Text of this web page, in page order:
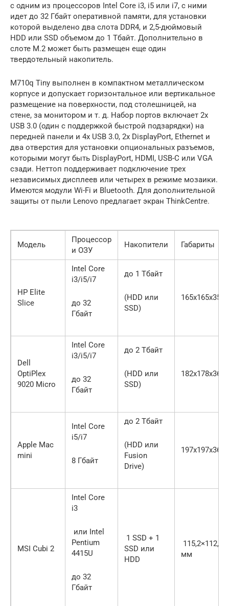
с одним из процессоров Intel Core i3, i5 или i7, с ними
идет до 32 Гбайт оперативной памяти, для установки
которой выделено два слота DDR4, и 2,5-дюймовый
HDD или SSD объемом до 1 Тбайт. Дополнительно в
слоте M.2 может быть размещен еще один
твердотельный накопитель.
M710q Tiny выполнен в компактном металлическом
корпусе и допускает горизонтальное или вертикальное
размещение на поверхности, под столешницей, на
стене, за монитором и т. д. Набор портов включает 2х
USB 3.0 (один с поддержкой быстрой подзарядки) на
передней панели и 4х USB 3.0, 2х DisplayPort, Ethernet и
два отверстия для установки опциональных разъемов,
которыми могут быть DisplayPort, HDMI, USB-C или VGA
сзади. Неттоп поддерживает подключение трех
независимых дисплеев или четырех в режиме мозаики.
Имеются модули Wi-Fi и Bluetooth. Для дополнительной
защиты от пыли Lenovo предлагает экран ThinkCentre.
Модель
Процессор
и ОЗУ
Накопители Габариты
HP Elite
Slice
Intel Core
i3/i5/i7
до 32
Гбайт
до 1 Тбайт
(HDD или
SSD)
165х165х35
Dell
OptiPlex
9020 Micro
Intel Core
i3/i5/i7
до 32
Гбайт
до 2 Тбайт
(HDD или
SSD)
182х178х36
Apple Mac
mini
Intel Core
i5/i7
8 Гбайт
до 2 Тбайт
(HDD или
Fusion
Drive)
197x197x36
MSI Cubi 2
Intel Core
i3
или Intel
Pentium
4415U
до 32
Гбайт
1 SSD + 1
SSD или
HDD
мм